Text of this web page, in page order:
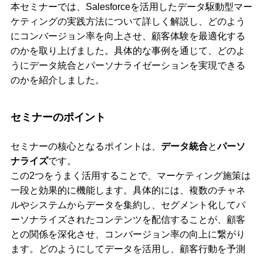
本セミナーでは、Salesforceを活用したデータ駆動型マー
ケティングの実践方法について詳しく解説し、どのよう
にコンバージョン率を向上させ、顧客体験を最適化する
のかを取り上げました。具体的な事例を通じて、どのよ
うにデータ統合とパーソナライゼーションを実現できる
のかを紹介しました。
セミナーのポイント
セミナーの核心となるポイントは、 データ統合とパーソ
ナライズです。
この2つをうまく活用することで、マーケティング施策は
一段と効果的に機能します。具体的には、複数のチャネ
ルやシステムからデータを集約し、セグメント化してパ
ーソナライズされたコンテンツを配信することが、顧客
との関係を深化させ、コンバージョン率の向上に繋がり
ます。どのようにしてデータを活用し、顧客行動を予測